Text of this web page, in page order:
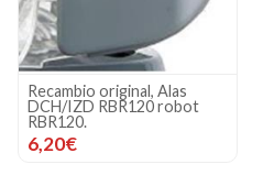
Recambio original, Alas
DCH/IZD RBR120 robot
RBR120.
6,20€